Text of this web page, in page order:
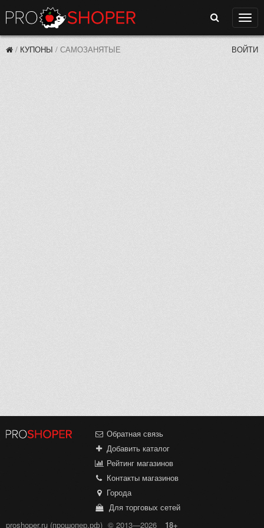
Поиск
/ КУПОНЫ / САМОЗАНЯТЫЕ ВОЙТИ
Обратная связь
Добавить каталог
Рейтинг магазинов
Контакты магазинов
Города
Для торговых сетей
proshoper.ru (прошопер.рф) © 2013—2026 18+